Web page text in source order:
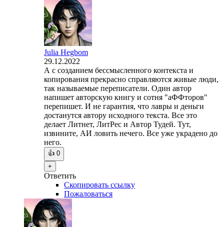
Julia Hegbom
29.12.2022
А с созданием бессмысленного контекста и
копирования прекрасно справляются живые люди,
так называемые переписатели. Один автор
напишет авторскую книгу и сотня "аФФторов"
перепишет. И не гарантия, что лавры и деньги
достанутся автору исходного текста. Все это
делает Литнет, ЛитРес и Автор Тудей. Тут,
извините, АИ ловить нечего. Все уже украдено до
него.
👍 0
+
Ответить
Скопировать ссылку
Пожаловаться